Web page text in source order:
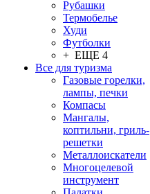
Рубашки
Термобелье
Худи
Футболки
+ ЕЩЕ 4
Все для туризма
Газовые горелки,
лампы, печки
Компасы
Мангалы,
коптильни, гриль-
решетки
Металлоискатели
Многоцелевой
инструмент